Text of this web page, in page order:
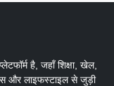
है, जहाँ शिक्षा, खेल,
और लाइफस्टाइल से जुड़ी